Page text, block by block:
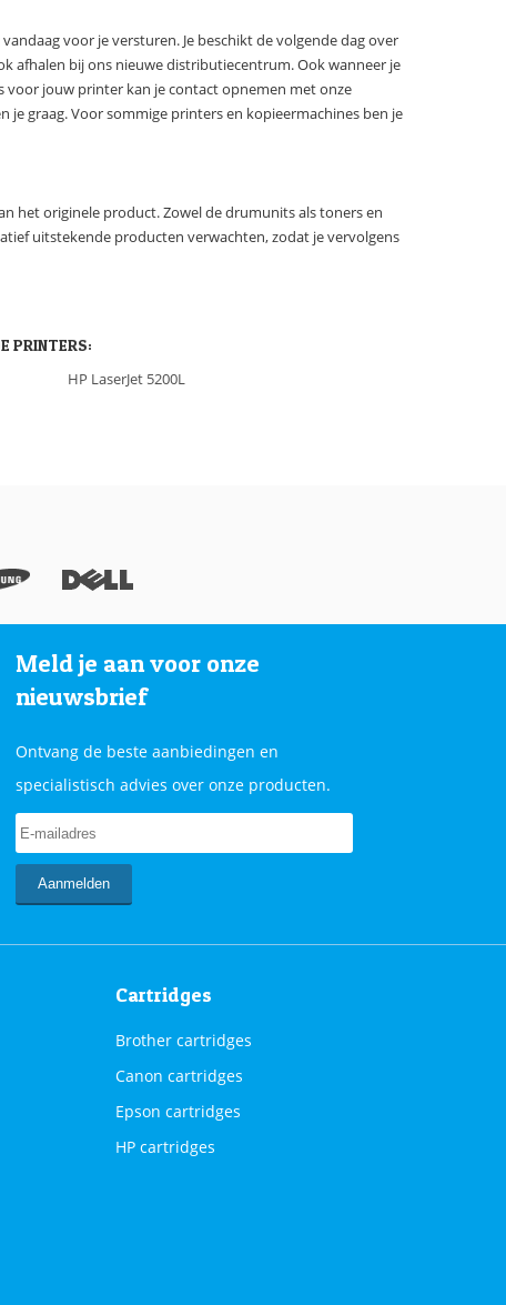
voor je versturen. Je beschikt de volgende dag over
afhalen bij ons nieuwe distributiecentrum. Ook wanneer je
voor jouw printer kan je contact opnemen met onze
graag. Voor sommige printers en kopieermachines ben je
het originele product. Zowel de drumunits als toners en
uitstekende producten verwachten, zodat je vervolgens
PRINTERS:
HP LaserJet 5200L
Meld je aan voor onze
nieuwsbrief
Ontvang de beste aanbiedingen en
specialistisch advies over onze producten.
Cartridges
Brother cartridges
Canon cartridges
Epson cartridges
HP cartridges